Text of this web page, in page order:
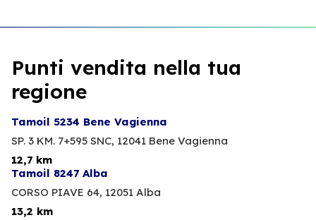
Punti vendita nella tua
regione
Tamoil 5234 Bene Vagienna
SP. 3 KM. 7+595 SNC, 12041 Bene Vagienna
12,7 km
Tamoil 8247 Alba
CORSO PIAVE 64, 12051 Alba
13,2 km